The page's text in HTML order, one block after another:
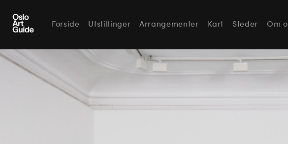
Forside Utstillinger Arrangementer Kart Steder Om